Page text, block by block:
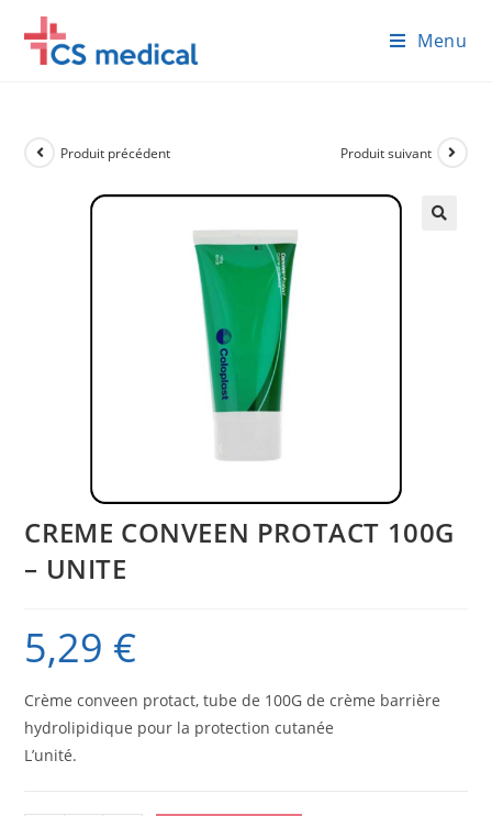
content
Menu
Produit précédent Produit suivant
CREME CONVEEN PROTACT 100G
– UNITE
5,29 €
Crème conveen protact, tube de 100G de crème barrière
hydrolipidique pour la protection cutanée
L’unité.